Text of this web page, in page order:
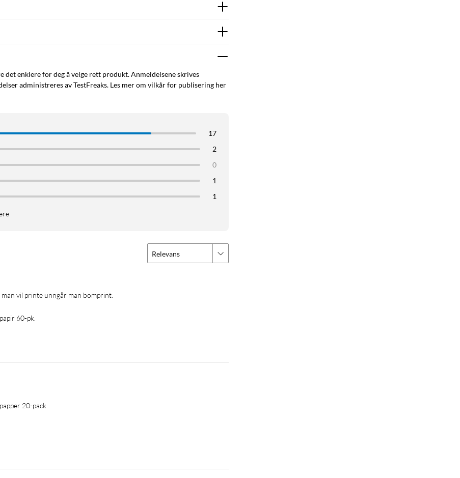
det enklere for deg å velge rett produkt. Anmeldelsene skrives
administreres av TestFreaks. Les mer om vilkår for publisering her
17
2
0
1
1
Relevans
man vil printe unngår man bomprint.
60-pk.
20-pack